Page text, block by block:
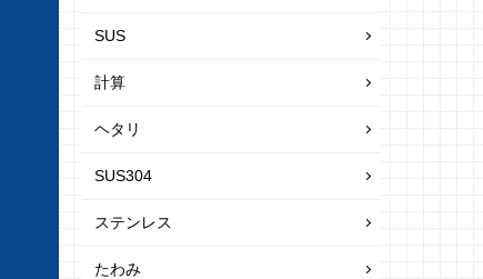
SUS
計算
ヘタリ
SUS304
ステンレス
たわみ